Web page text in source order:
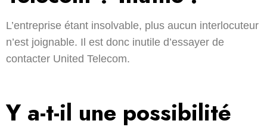
L’entreprise étant insolvable, plus aucun interlocuteur
n’est joignable. Il est donc inutile d’essayer de
contacter United Telecom.
Y a-t-il une possibilité